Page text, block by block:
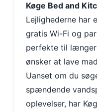
Køge Bed and
Lejlighederne har
gratis Wi-Fi og
perfekte til
ønsker at lave
Uanset om du
spændende
oplevelser, har